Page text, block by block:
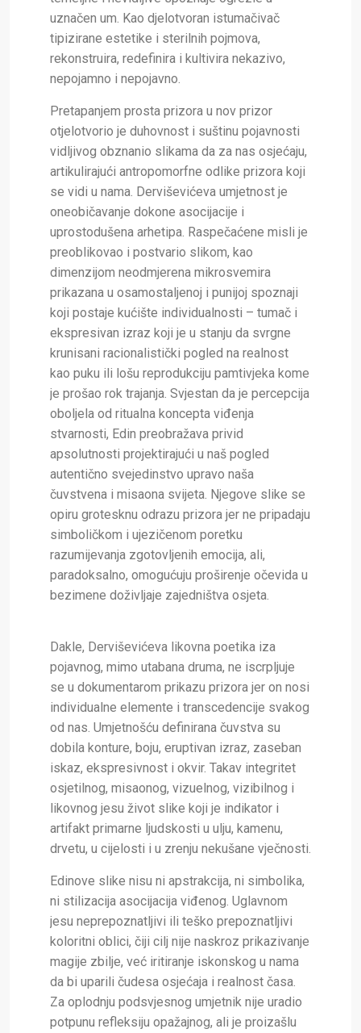
uznačen um. Kao djelotvoran istumačivač
tipizirane estetike i sterilnih pojmova,
rekonstruira, redefinira i kultivira nekazivo,
nepojamno i nepojavno.
Pretapanjem prosta prizora u nov prizor
otjelotvorio je duhovnost i suštinu pojavnosti
vidljivog obznanio slikama da za nas osjećaju,
artikulirajući antropomorfne odlike prizora koji
se vidi u nama. Derviševićeva umjetnost je
oneobičavanje dokone asocijacije i
uprostodušena arhetipa. Raspečaćene misli je
preoblikovao i postvario slikom, kao
dimenzijom neodmjerena mikrosvemira
prikazana u osamostaljenoj i punijoj spoznaji
koji postaje kućište individualnosti – tumač i
ekspresivan izraz koji je u stanju da svrgne
krunisani racionalistički pogled na realnost
kao puku ili lošu reprodukciju pamtivjeka kome
je prošao rok trajanja. Svjestan da je percepcija
oboljela od ritualna koncepta viđenja
stvarnosti, Edin preobražava privid
apsolutnosti projektirajući u naš pogled
autentično svejedinstvo upravo naša
čuvstvena i misaona svijeta. Njegove slike se
opiru grotesknu odrazu prizora jer ne pripadaju
simboličkom i ujezičenom poretku
razumijevanja zgotovljenih emocija, ali,
paradoksalno, omogućuju proširenje očevida u
bezimene doživljaje zajedništva osjeta.
Dakle, Derviševićeva likovna poetika iza
pojavnog, mimo utabana druma, ne iscrpljuje
se u dokumentarom prikazu prizora jer on nosi
individualne elemente i transcedencije svakog
od nas. Umjetnošću definirana čuvstva su
dobila konture, boju, eruptivan izraz, zaseban
iskaz, ekspresivnost i okvir. Takav integritet
osjetilnog, misaonog, vizuelnog, vizibilnog i
likovnog jesu život slike koji je indikator i
artifakt primarne ljudskosti u ulju, kamenu,
drvetu, u cijelosti i u zrenju nekušane vječnosti.
Edinove slike nisu ni apstrakcija, ni simbolika,
ni stilizacija asocijacija viđenog. Uglavnom
jesu neprepoznatljivi ili teško prepoznatljivi
koloritni oblici, čiji cilj nije naskroz prikazivanje
magije zbilje, već iritiranje iskonskog u nama
da bi uparili čudesa osjećaja i realnost časa.
Za oplodnju podsvjesnog umjetnik nije uradio
potpunu refleksiju opažajnog, ali je proizašlu